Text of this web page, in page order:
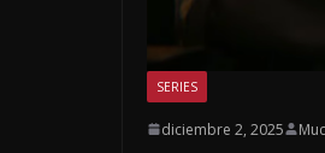
SERIES
diciembre 2, 2025